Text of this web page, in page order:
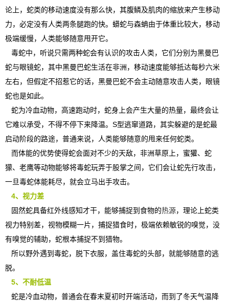
论上，蛇类的移动速度没有那么快，其腹鳞及肌肉的缩放来产生移动
力，必定没有人类两条腿跑的快。蟒蛇与森蚺由于体重比较大，移动
极端缓慢，人类能够随意甩开它。
毒蛇中，听说只需两种蛇会有认识的攻击人类，它们分别为黑曼巴
蛇与眼镜蛇，其中黑曼巴蛇生活在非洲，移动速度能够抵达每秒六米
左右，但假定不招惹它的话，黑曼巴蛇不会主动随意攻击人类，眼镜
蛇也是如此。
蛇为冷血动物，高速跑动时，蛇身上会产生大量的热量，最终会让
它难以承受，不得不停下来降温。S型逃窜道路，其实躲避的是蛇最
启动阶段的路途，普通来说，人类能够随意的甩来任何蛇类。
而体能的优势使得蛇会面对不少的天敌，非洲草原上，蜜獾、蛇
獴、老鹰等动物能够将毒蛇玩弄于股掌之间，它们会让蛇先行攻击，
一旦毒蛇体能耗尽，就会立马出手攻击。
4、视力差
固然蛇具备红外线感知才干，能够捕捉到食物的热源，理论上蛇类
视力特别差，视物模糊一片，捕捉猎食时，极端依赖敏锐的嗅觉，没
有嗅觉的辅助，蛇根本捕捉不到猎物。
所以野外遇到毒蛇，脱下衣服，盖住毒蛇的头部，就能够随意的逃
脱。
5、不耐低温
蛇是冷血动物，普通会在春末夏初时开端活动，而到了冬天气温降